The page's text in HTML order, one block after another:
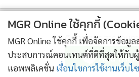
ติดตามข่าวสารผ่านท
MGR Online ใช้คุกกี้
MGR Online ใช้คุกกี้ เพื่อจัดการข้อมู
ประสบการณ์คอนเทนต์ที่ดีที่สุดให้กับ
แอพพลิเคชั่น เงื่อนไขการใช้งานเว็บไ